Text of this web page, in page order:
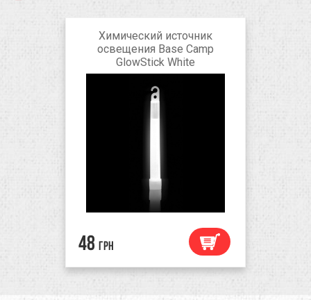
Химический источник
освещения Base Camp
GlowStick White
48 грн